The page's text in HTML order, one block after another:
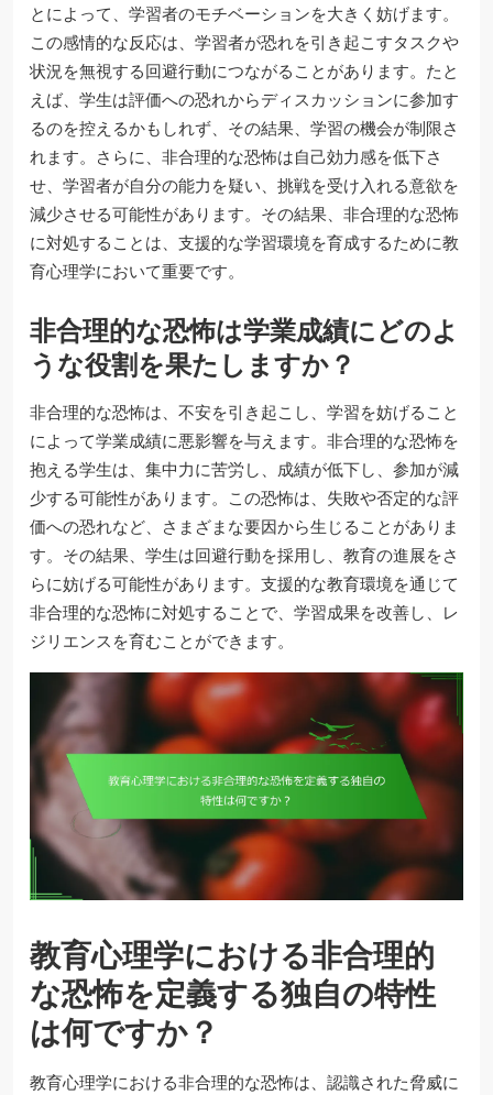
とによって、学習者のモチベーションを大きく妨げます。
この感情的な反応は、学習者が恐れを引き起こすタスクや
状況を無視する回避行動につながることがあります。たと
えば、学生は評価への恐れからディスカッションに参加す
るのを控えるかもしれず、その結果、学習の機会が制限さ
れます。さらに、非合理的な恐怖は自己効力感を低下さ
せ、学習者が自分の能力を疑い、挑戦を受け入れる意欲を
減少させる可能性があります。その結果、非合理的な恐怖
に対処することは、支援的な学習環境を育成するために教
育心理学において重要です。
非合理的な恐怖は学業成績にどのよ
うな役割を果たしますか？
非合理的な恐怖は、不安を引き起こし、学習を妨げること
によって学業成績に悪影響を与えます。非合理的な恐怖を
抱える学生は、集中力に苦労し、成績が低下し、参加が減
少する可能性があります。この恐怖は、失敗や否定的な評
価への恐れなど、さまざまな要因から生じることがありま
す。その結果、学生は回避行動を採用し、教育の進展をさ
らに妨げる可能性があります。支援的な教育環境を通じて
非合理的な恐怖に対処することで、学習成果を改善し、レ
ジリエンスを育むことができます。
教育心理学における非合理的
な恐怖を定義する独自の特性
は何ですか？
教育心理学における非合理的な恐怖は、認識された脅威に